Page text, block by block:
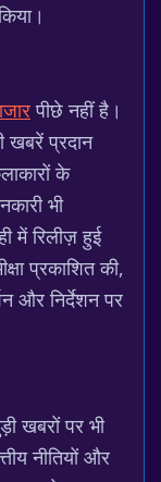
पीछे नहीं है।
खबरें प्रदान
के
भी
में रिलीज़ हुई
प्रकाशित की,
और निर्देशन पर
खबरों पर भी
नीतियों और